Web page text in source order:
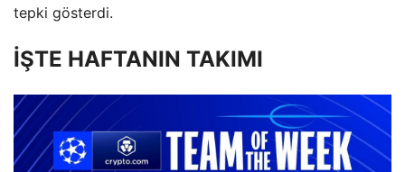
tepki gösterdi.
İŞTE HAFTANIN TAKIMI